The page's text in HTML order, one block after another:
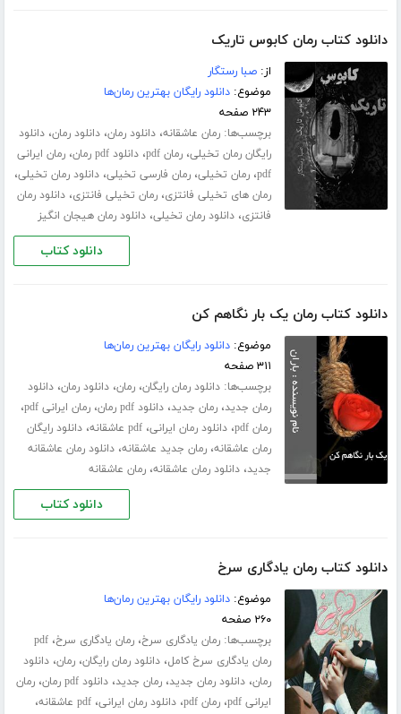
دانلود کتاب رمان کابوس تاریک
از:صبا رستگار
موضوع:دانلود رایگان بهترین رمان‌ها
۲۴۳ صفحه
برچسب‌ها:رمان عاشقانه،دانلود رمان،دانلود رمان،دانلود
رایگان رمان تخیلی،رمان pdf ،دانلود pdf رمان ،رمان ایرانی
pdf،رمان تخیلی،رمان فارسی تخیلی،دانلود رمان تخیلی،
رمان های تخیلی فانتزی،رمان تخیلی فانتزی،دانلود رمان
فانتزی،دانلود رمان تخیلی،دانلود رمان هیجان انگیز
دانلود کتاب
دانلود کتاب رمان یک بار نگاهم کن
موضوع:دانلود رایگان بهترین رمان‌ها
۳۱۱ صفحه
برچسب‌ها:دانلود رمان رایگان،رمان،دانلود رمان،دانلود
رمان جدید،رمان جدید،دانلود pdf رمان ،رمان ایرانی pdf ،
رمان pdf ،دانلود رمان ایرانی،pdf عاشقانه ،دانلود رایگان
رمان عاشقانه،رمان جدید عاشقانه،دانلود رمان عاشقانه
جدید،دانلود رمان عاشقانه،رمان عاشقانه
دانلود کتاب
دانلود کتاب رمان یادگاری سرخ
موضوع:دانلود رایگان بهترین رمان‌ها
۲۶۰ صفحه
برچسب‌ها:رمان یادگاری سرخ،رمان یادگاری سرخ،pdf
رمان یادگاری سرخ کامل،دانلود رمان رایگان،رمان،دانلود
رمان،دانلود رمان جدید،رمان جدید،دانلود pdf رمان ،رمان
ایرانی pdf
،رمان pdf ،دانلود رمان ایرانی،pdf عاشقانه ،